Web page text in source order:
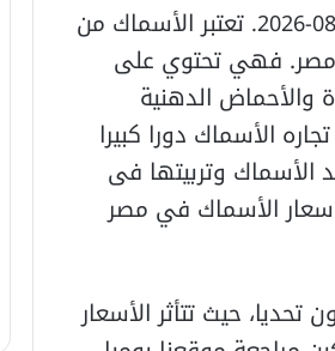
تعتبر الأسماك من
مصر. فهي تحتوي على
والأحماض الدهنية
تجاره الأسماك دورا كبيرا
وتربيتها فى
الأسماك في مصر
حيث تتأثر الأسعار